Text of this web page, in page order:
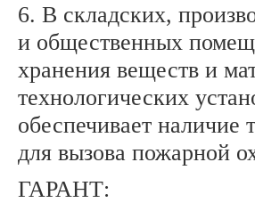
6. В складских,
и общественных
хранения веществ и
технологических
обеспечивает наличие
для вызова пожарной
ГАРАНТ: